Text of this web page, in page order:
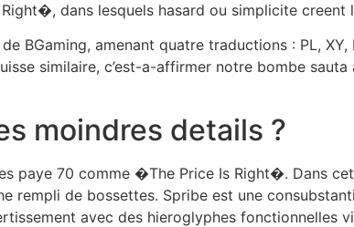
dans lesquels hasard ou simplicite creent
BGaming, amenant quatre traductions : PL,
similaire, c’est-a-affirmer notre bombe sauta
moindres details ?
paye 70 comme �The Price Is Right�. Dans
rempli de bossettes. Spribe est une
avec des hieroglyphes fonctionnelles